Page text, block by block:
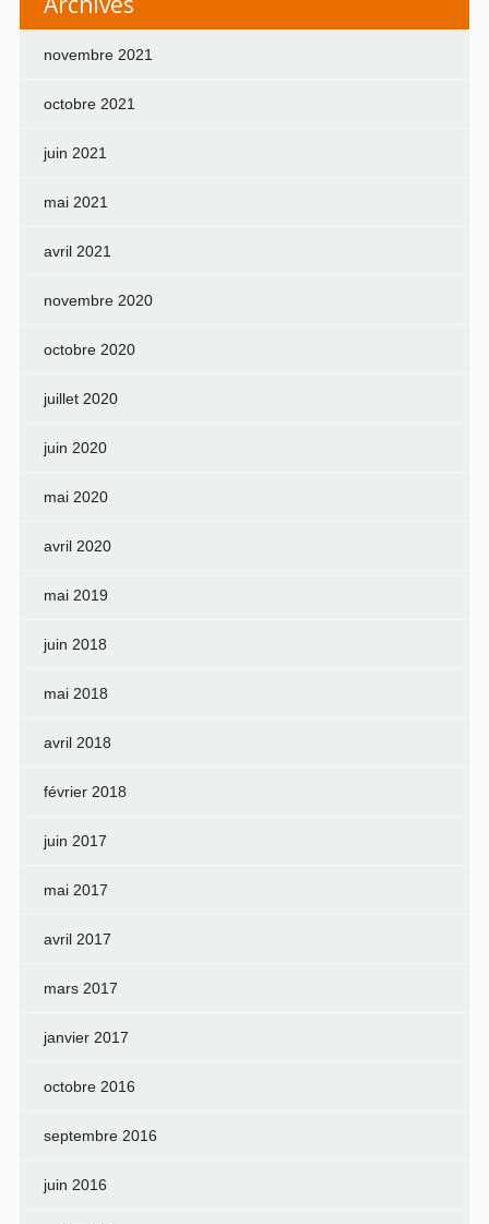
novembre 2021
octobre 2021
juin 2021
mai 2021
avril 2021
novembre 2020
octobre 2020
juillet 2020
juin 2020
mai 2020
avril 2020
mai 2019
juin 2018
mai 2018
avril 2018
février 2018
juin 2017
mai 2017
avril 2017
mars 2017
janvier 2017
octobre 2016
septembre 2016
juin 2016